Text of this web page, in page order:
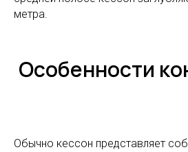
метра.
Особенности
Обычно кессон представляет